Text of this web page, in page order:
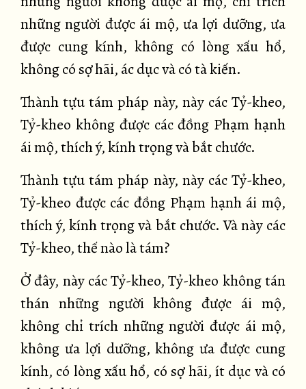
những người được ái mộ, ưa lợi dưỡng, ưa
được cung kính, không có lòng xấu hổ,
không có sợ hãi, ác dục và có tà kiến.
Thành tựu tám pháp này, này các Tỷ-kheo,
Tỷ-kheo không được các đồng Phạm hạnh
ái mộ, thích ý, kính trọng và bắt chước.
Thành tựu tám pháp này, này các Tỷ-kheo,
Tỷ-kheo được các đồng Phạm hạnh ái mộ,
thích ý, kính trọng và bắt chước. Và này các
Tỷ-kheo, thế nào là tám?
Ở đây, này các Tỷ-kheo, Tỷ-kheo không tán
thán những người không được ái mộ,
không chỉ trích những người được ái mộ,
không ưa lợi dưỡng, không ưa được cung
kính, có lòng xấu hổ, có sợ hãi, ít dục và có